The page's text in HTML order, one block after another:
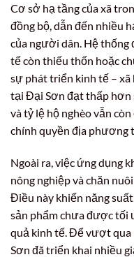
Cơ sở hạ tầng của xã
đồng bộ, dẫn đến nhiều
của người dân. Hệ
tế còn thiếu thốn hoặc
sự phát triển kinh tế –
tại Đại Sơn đạt thấp hơn
và tỷ lệ hộ nghèo vẫn
chính quyền địa phương
Ngoài ra, việc ứng dụng
nông nghiệp và chăn
Điều này khiến năng
sản phẩm chưa được tối
quả kinh tế. Để vượt qua
Sơn đã triển khai nhiều